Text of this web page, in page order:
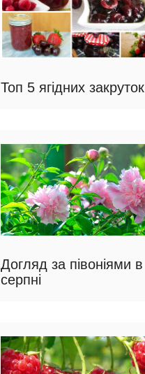
Топ 5 ягідних закруток
Догляд за півоніями в
серпні